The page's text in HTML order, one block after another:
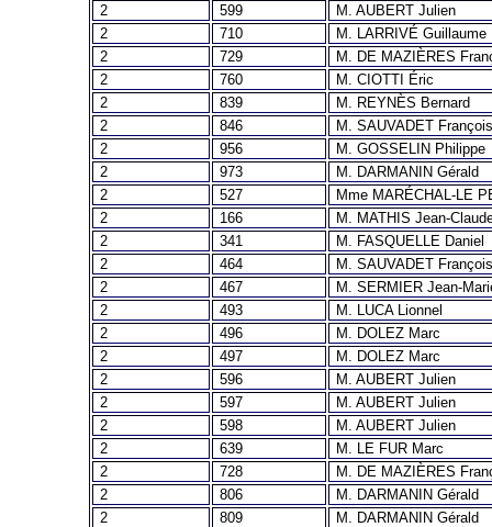
2
599
M. AUBERT Julien
2
710
M. LARRIVÉ Guillaume
2
729
M. DE MAZIÈRES
2
760
M. CIOTTI Éric
2
839
M. REYNÈS Bernard
2
846
M. SAUVADET
2
956
M. GOSSELIN Philippe
2
973
M. DARMANIN Gérald
2
527
Mme MARÉCHAL-LE
2
166
M. MATHIS Jean-
2
341
M. FASQUELLE Daniel
2
464
M. SAUVADET
2
467
M. SERMIER Jean-
2
493
M. LUCA Lionnel
2
496
M. DOLEZ Marc
2
497
M. DOLEZ Marc
2
596
M. AUBERT Julien
2
597
M. AUBERT Julien
2
598
M. AUBERT Julien
2
639
M. LE FUR Marc
2
728
M. DE MAZIÈRES
2
806
M. DARMANIN Gérald
2
809
M. DARMANIN Gérald